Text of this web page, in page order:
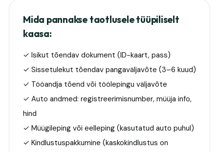
Mida pannakse taotlusele tüüpiliselt
kaasa:
✓ Isikut tõendav dokument (ID-kaart, pass)
✓ Sissetulekut tõendav pangaväljavõte (3–6 kuud)
✓ Tööandja tõend või töölepingu väljavõte
✓ Auto andmed: registreerimisnumber, müüja info,
hind
✓ Müügileping või eelleping (kasutatud auto puhul)
✓ Kindlustuspakkumine (kaskokindlustus on